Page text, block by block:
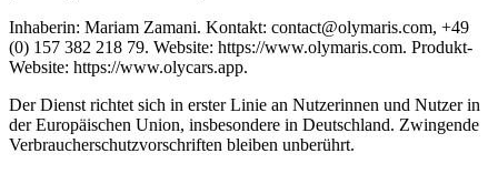
Inhaberin: Mariam Zamani. Kontakt: contact@olymaris.com, +49
(0) 157 382 218 79. Website: https://www.olymaris.com. Produkt-
Website: https://www.olycars.app.
Der Dienst richtet sich in erster Linie an Nutzerinnen und Nutzer in
der Europäischen Union, insbesondere in Deutschland. Zwingende
Verbraucherschutzvorschriften bleiben unberührt.